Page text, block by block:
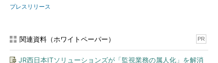
プレスリリース
関連資料（ホワイトペーパー） PR
JR西日本ITソリューションズが「監視業務の属人化」を解消